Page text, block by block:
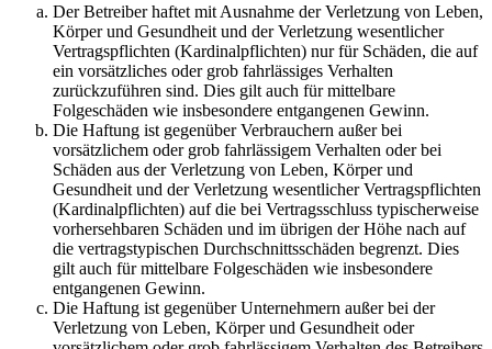
Der Betreiber haftet mit Ausnahme der Verletzung von Leben,
Körper und Gesundheit und der Verletzung wesentlicher
Vertragspflichten (Kardinalpflichten) nur für Schäden, die auf
ein vorsätzliches oder grob fahrlässiges Verhalten
zurückzuführen sind. Dies gilt auch für mittelbare
Folgeschäden wie insbesondere entgangenen Gewinn.
Die Haftung ist gegenüber Verbrauchern außer bei
vorsätzlichem oder grob fahrlässigem Verhalten oder bei
Schäden aus der Verletzung von Leben, Körper und
Gesundheit und der Verletzung wesentlicher Vertragspflichten
(Kardinalpflichten) auf die bei Vertragsschluss typischerweise
vorhersehbaren Schäden und im übrigen der Höhe nach auf
die vertragstypischen Durchschnittsschäden begrenzt. Dies
gilt auch für mittelbare Folgeschäden wie insbesondere
entgangenen Gewinn.
Die Haftung ist gegenüber Unternehmern außer bei der
Verletzung von Leben, Körper und Gesundheit oder